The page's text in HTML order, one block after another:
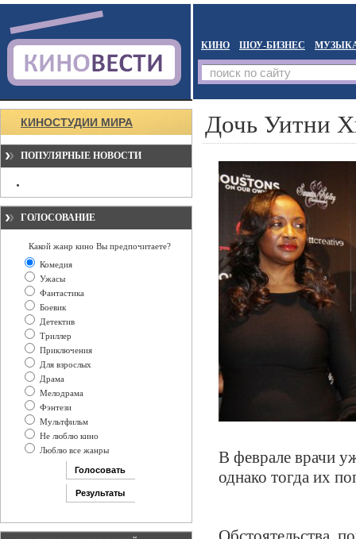
КИНО ШОУ-БИЗНЕС
КИНОСТУДИИ МИРА
ПОПУЛЯРНЫЕ НОВОСТИ
ГОЛОСОВАНИЕ
Какой жанр кино Вы предпочитаете?
Комедия
Ужасы
Фантастика
Боевик
Детектив
Триллер
Приключения
Для взрослых
Драма
Мелодрама
Фэнтези
Мультфильм
Не люблю кино
Люблю все жанры
Дочь Уитни
В феврале врачи
однако тогда их